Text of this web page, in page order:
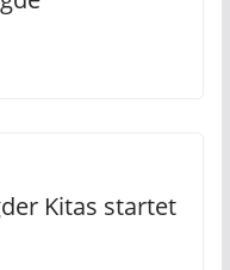
Kitas startet